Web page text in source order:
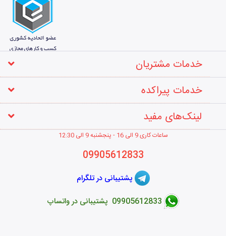
خدمات مشتریان
خدمات پیراکده
لینک‌های مفید
ساعات کاری 9 الی 16 - پنجشنبه 9 الی 12 :30
09905612833
پشتیبانی در تلگرام
09905612833 پشتیبانی در واتساپ